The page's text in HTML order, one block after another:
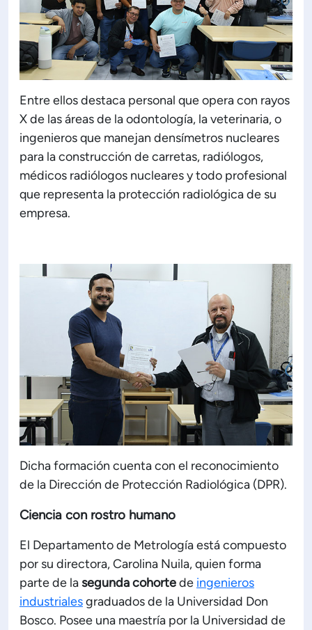
Entre ellos destaca personal que opera con rayos
X de las áreas de la odontología, la veterinaria, o
ingenieros que manejan densímetros nucleares
para la construcción de carretas, radiólogos,
médicos radiólogos nucleares y todo profesional
que representa la protección radiológica de su
empresa.
Dicha formación cuenta con el reconocimiento
de la Dirección de Protección Radiológica (DPR).
Ciencia con rostro humano
El Departamento de Metrología está compuesto
por su directora, Carolina Nuila, quien forma
parte de lasegunda cohortede ingenieros
industrialesgraduados de la Universidad Don
Bosco. Posee una maestría por la Universidad de